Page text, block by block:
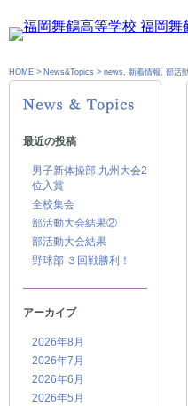
HOME > News&Topics > news, 新着情報, 部活
最近の投稿
男子新体操部 九州大会2
位入賞
全校集会
部活動大会結果②
部活動大会結果
野球部 ３回戦勝利！
アーカイブ
2026年8月
2026年7月
2026年6月
2026年5月